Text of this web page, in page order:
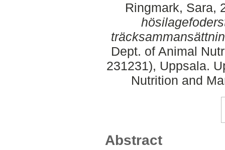
Ringmark, Sara,
Dept. of Animal
231231), Uppsala.
Nutrition and
Abstract